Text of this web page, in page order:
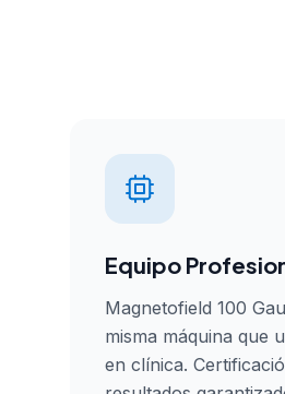
Equipo
Magnetofield 100
misma máquina que
en clínica.